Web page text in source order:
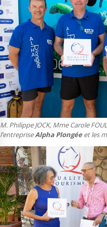
M. Philippe JOCK, Mme Carole
l’entrepriseAlpha Plongéeet les